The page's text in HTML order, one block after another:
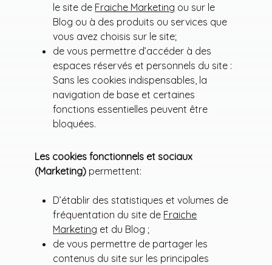
le site de Fraiche Marketing ou sur le
Blog ou à des produits ou services que
vous avez choisis sur le site;
de vous permettre d’accéder à des
espaces réservés et personnels du site :
Sans les cookies indispensables, la
navigation de base et certaines
fonctions essentielles peuvent être
bloquées.
Les cookies fonctionnels et sociaux
(Marketing) permettent:
D’établir des statistiques et volumes de
fréquentation du site de Fraiche
Marketing et du Blog ;
de vous permettre de partager les
contenus du site sur les principales